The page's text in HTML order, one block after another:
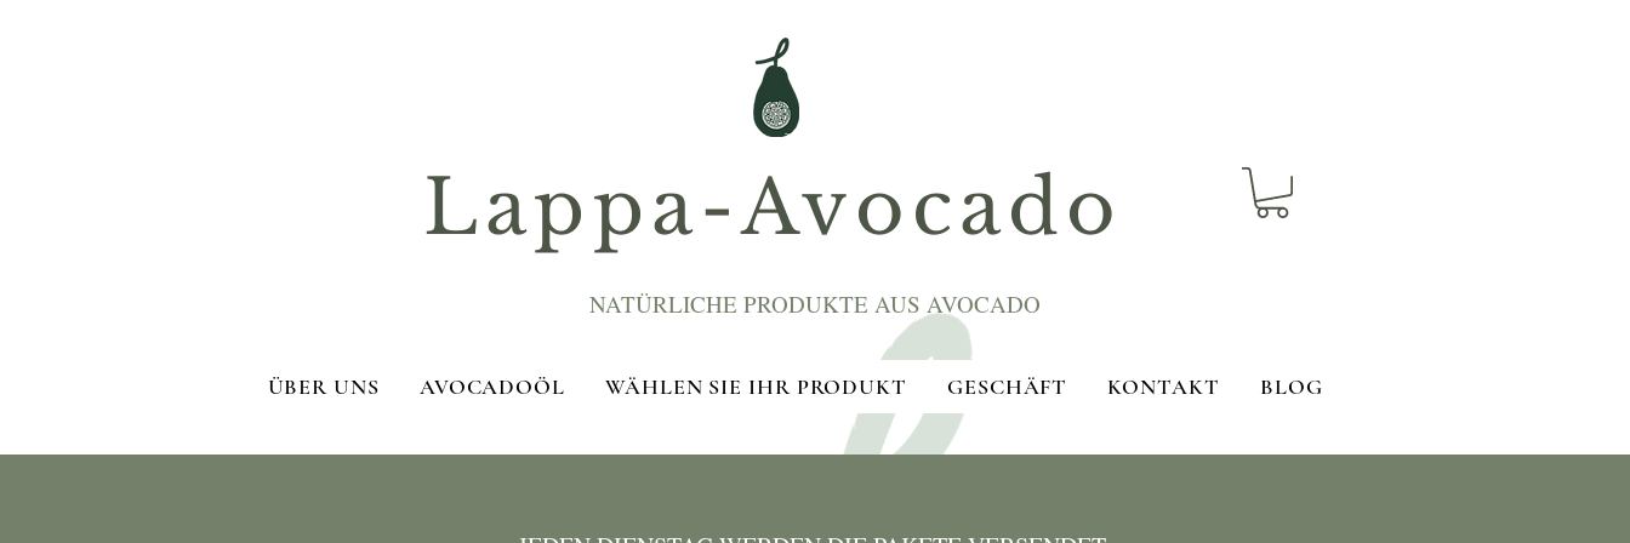
Lappa-Avocado
NATÜRLICHE PRODUKTE AUS AVOCADO
ÜBER UNS AVOCADOÖL WÄHLEN SIE IHR PRODUKT GESCHÄFT KONTAKT BLOG